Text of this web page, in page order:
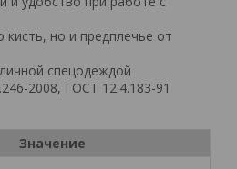
но и предплечье от
спецодеждой
2008, ГОСТ 12.4.183-91
Значение